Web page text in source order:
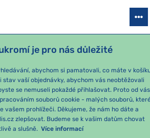
je pro nás důležité
abychom si pamatovali, co máte v
stav vaší objednávky, abychom vás neobtěžovali
se nemuseli pokaždé přihlašovat. Proto od vás
souborů cookie - malých souborů,
vašem prohlížeči. Děkujeme, že nám ho dáte a
zlepšovat. Budeme se k vašim datům chovat
a slušně. Více informací
OBTÍŽÍ SEZÓNNÍ BALÍČKY PRO DĚTI
produkty
PODLE